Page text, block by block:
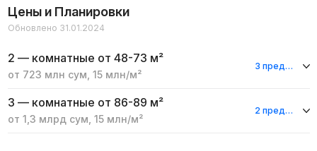
Цены и Планировки
Обновлено 31.01.2024
2 — комнатные от 48-73 м²
от 723 млн сум 15 млн/м²
3 предложения
3 — комнатные от 86-89 м²
от 1,3 млрд сум 15 млн/м²
2 предложения